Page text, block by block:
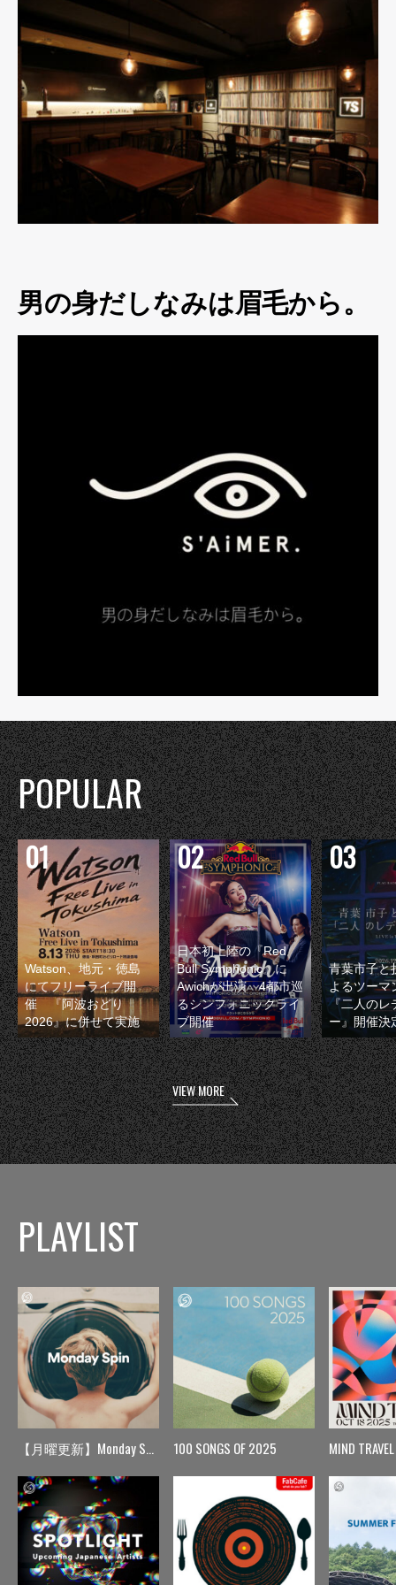
男の身だしなみは眉毛から。
POPULAR
Watson、地元・徳島
にてフリーライブ開
催 『阿波おどり
2026』に併せて実施
日本初上陸の『Red
Bull Symphonic』に
Awichが出演 4都市巡
るシンフォニックライ
ブ開催
青葉市子と
よるツーマ
『二人のレ
ー』開催決
VIEW MORE
PLAYLIST
【月曜更新】Monday Spin 100 SONGS OF 2025 MIND TRAVEL